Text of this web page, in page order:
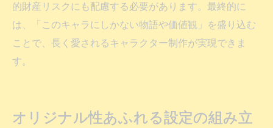
的財産リスクにも配慮する必要があります。最終的に
は、「このキャラにしかない物語や価値観」を盛り込む
ことで、長く愛されるキャラクター制作が実現できま
す。
オリジナル性あふれる設定の組み立